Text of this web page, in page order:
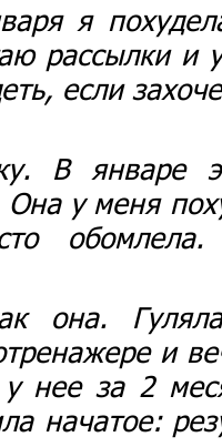
я
рассылки и
если
В январе
у меня
она.
и
у нее за 2
начатое: